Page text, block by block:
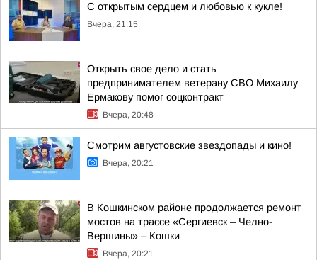
С открытым сердцем и любовью к кукле!
Вчера, 21:15
Открыть свое дело и стать
предпринимателем ветерану СВО Михаилу
Ермакову помог соцконтракт
Вчера, 20:48
Смотрим августовские звездопады и кино!
Вчера, 20:21
В Кошкинском районе продолжается ремонт
мостов на трассе «Сергиевск – Челно-
Вершины» – Кошки
Вчера, 20:21